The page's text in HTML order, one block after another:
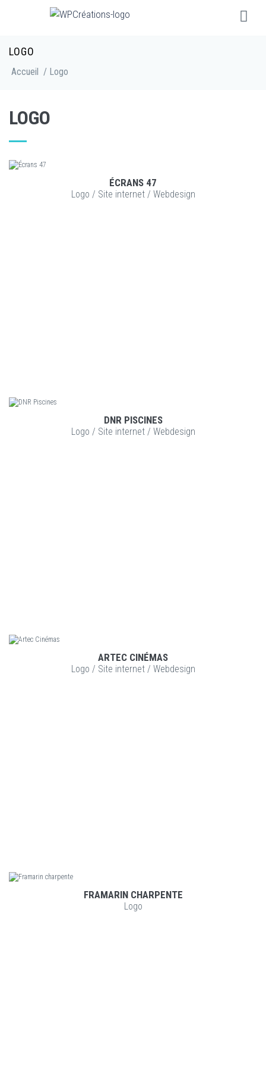
LOGO
Accueil / Logo
LOGO
VOIR LE PROJET
ÉCRANS 47
Logo / Site internet/ Webdesign
VOIR LE PROJET
DNR PISCINES
Logo / Site internet/ Webdesign
VOIR LE PROJET
ARTEC CINÉMAS
Logo / Site internet/ Webdesign
VOIR LE PROJET
FRAMARIN CHARPENTE
Logo